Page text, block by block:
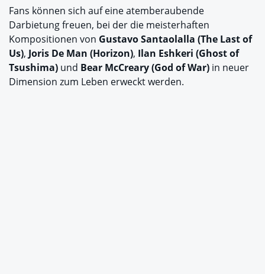
Fans können sich auf eine atemberaubende
Darbietung freuen, bei der die meisterhaften
Kompositionen von Gustavo Santaolalla (The Last of
Us), Joris De Man (Horizon), Ilan Eshkeri (Ghost of
Tsushima) und Bear McCreary (God of War) in neuer
Dimension zum Leben erweckt werden.